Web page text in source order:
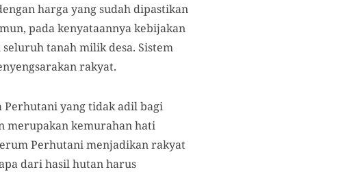
harga yang sudah dipastikan
pada kenyataannya kebijakan
tanah milik desa. Sistem
rakyat.
yang tidak adil bagi
merupakan kemurahan hati
Perhutani menjadikan rakyat
dari hasil hutan harus